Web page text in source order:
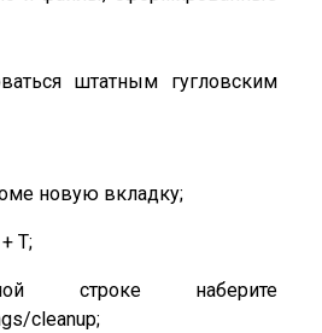
штатным гугловским
новую вкладку;
T;
строке наберите
cleanup;